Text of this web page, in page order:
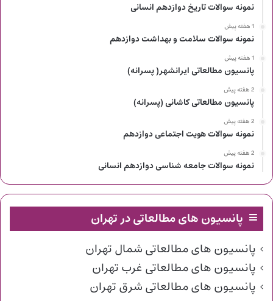
نمونه سوالات تاریخ دوازدهم انسانی
1 هفته پیش
نمونه سوالات سلامت و بهداشت دوازدهم
1 هفته پیش
پانسیون مطالعاتی ایرانشهر( پسرانه)
2 هفته پیش
پانسیون مطالعاتی کاشانی (پسرانه)
2 هفته پیش
نمونه سوالات هویت اجتماعی دوازدهم
2 هفته پیش
نمونه سوالات جامعه شناسی دوازدهم انسانی
پانسیون های مطالعاتی در تهران
پانسیون های مطالعاتی شمال تهران
پانسیون های مطالعاتی غرب تهران
پانسیون های مطالعاتی شرق تهران